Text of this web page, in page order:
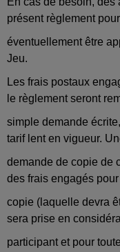
présent règlement
éventuellement être
Jeu.
Les frais postaux
le règlement seront
simple demande
tarif lent en vigueur.
demande de copie de
des frais engagés
copie (laquelle devra
sera prise en
participant et pour